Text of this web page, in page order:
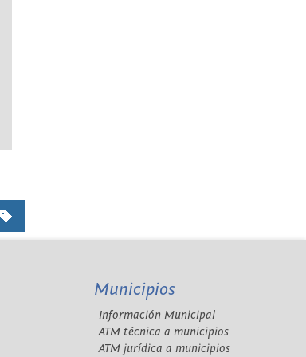
Municipios
Información Municipal
ATM técnica a municipios
ATM jurídica a municipios